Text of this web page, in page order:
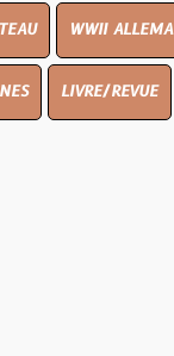
ALLEMAND COPIE